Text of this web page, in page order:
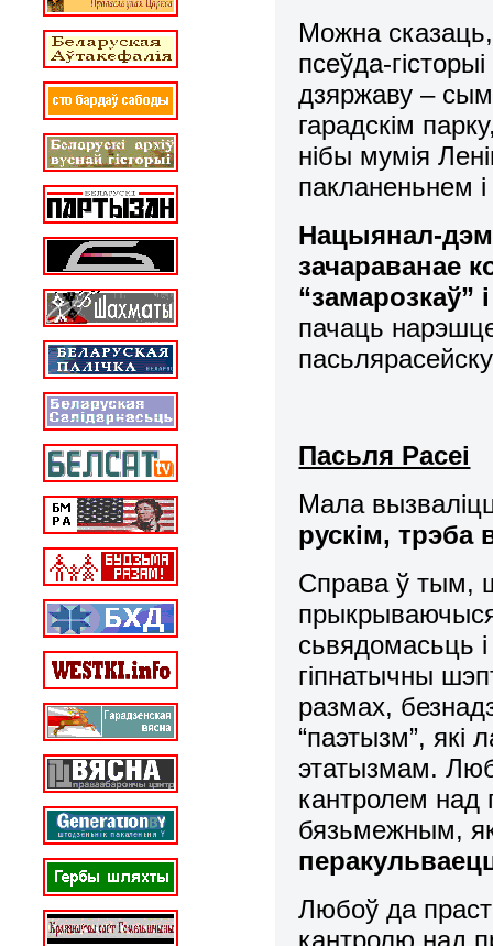
Можна
псеўда-
дзяржаву –
гарадскім
нібы мумія
Нацыянал-
зачараванае
“замарозкаў”
пачаць
Пасьля Расеі
Мала
рускім, трэба
Справа ў тым,
сьвядомасьць
гіпнатычны
размах,
“паэтызм”, які
этатызмам.
кантролем над
бязьмежным,
Любоў да
кантролю над